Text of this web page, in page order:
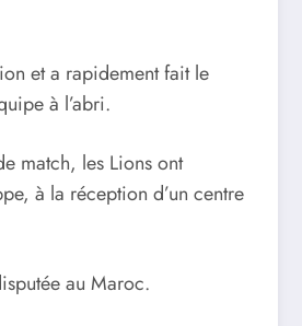
et a rapidement fait le
à l’abri.
match, les Lions ont
à la réception d’un centre
au Maroc.